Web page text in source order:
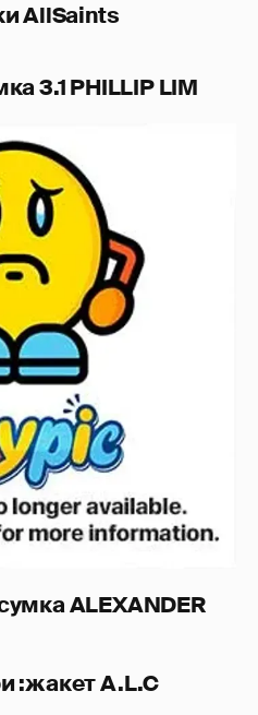
AllSaints
3.1 PHILLIP LIM
ALEXANDER
:жакет A.L.C